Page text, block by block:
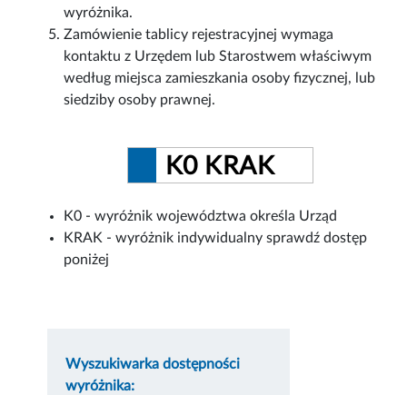
wyróżnika.
Zamówienie tablicy rejestracyjnej wymaga
kontaktu z Urzędem lub Starostwem właściwym
według miejsca zamieszkania osoby fizycznej, lub
siedziby osoby prawnej.
K0 KRAK
K0 - wyróżnik województwa określa Urząd
KRAK - wyróżnik indywidualny sprawdź dostęp
poniżej
Wyszukiwarka dostępności
Wyszukiwarka dostępności
wyróżnika: